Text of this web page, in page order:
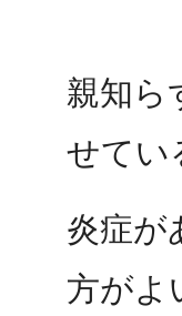
親知ら
せてい
炎症が
方がよ